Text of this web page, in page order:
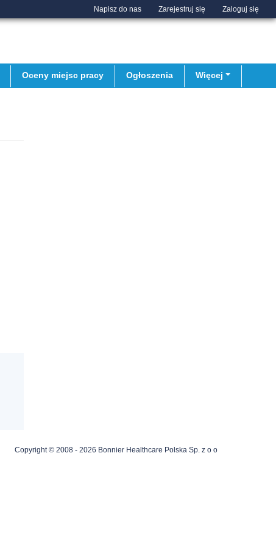
Napisz do nas Zarejestruj się Zaloguj się
Oceny miejsc pracy Ogłoszenia Więcej
Copyright © 2008 - 2026 Bonnier Healthcare Polska Sp. z o o